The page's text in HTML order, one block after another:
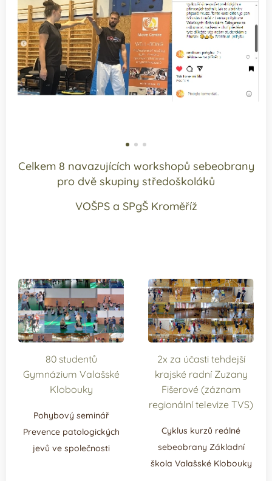
Celkem 8 navazujících workshopů sebeobrany
pro dvě skupiny středoškoláků
VOŠPS a SPgŠ Kroměříž
80 studentů
Gymnázium Valašské
Klobouky
Pohybový seminář
Prevence patologických
jevů ve společnosti
2x za účasti tehdejší
krajské radní Zuzany
Fišerové (záznam
regionální televize TVS)
Cyklus kurzů reálné
sebeobrany Základní
škola Valašské Klobouky